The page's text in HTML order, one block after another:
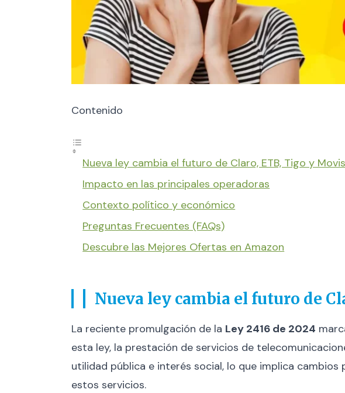
Contenido
Nueva ley cambia el futuro de Claro, ETB, Tigo y
Impacto en las principales operadoras
Contexto político y económico
Preguntas Frecuentes (FAQs)
Descubre las Mejores Ofertas en Amazon
Nueva ley cambia el futuro de
La reciente promulgación de la Ley 2416 de 2024
esta ley, la prestación de servicios de
utilidad pública e interés social, lo que implica
estos servicios.